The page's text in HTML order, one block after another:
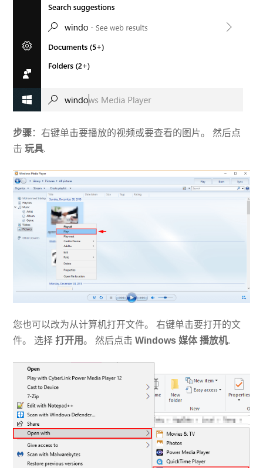
步骤：右键单击要播放的视频或要查看的图片。 然后点
击玩具.
您也可以改为从计算机打开文件。 右键单击要打开的文
件。 选择打开用。 然后点击Windows 媒体 播放机.